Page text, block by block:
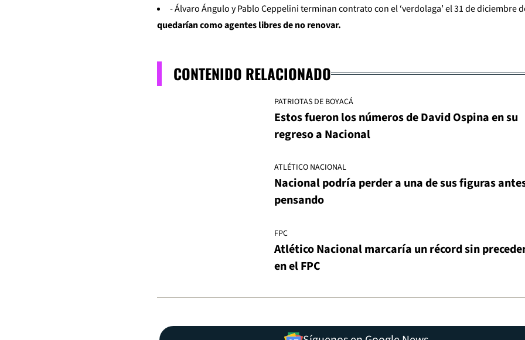
- Álvaro Ángulo y Pablo Ceppelini terminan contrato con el ‘verdolaga’ el 31 de diciembre
quedarían como agentes libres de no renovar.
CONTENIDO RELACIONADO
PATRIOTAS DE BOYACÁ
Estos fueron los números de David Ospina en su
regreso a Nacional
ATLÉTICO NACIONAL
Nacional podría perder a una de sus figuras
pensando
FPC
Atlético Nacional marcaría un récord sin
en el FPC